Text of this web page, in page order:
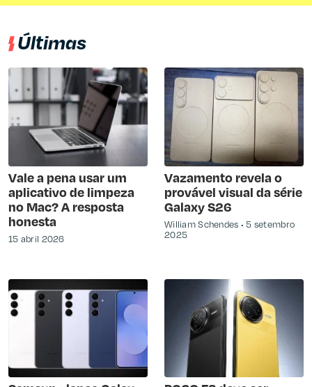
Últimas
Vale a pena usar um
aplicativo de limpeza
no Mac? A resposta
honesta
15 abril 2026
Vazamento revela o
provável visual da série
Galaxy S26
William Schendes
5 setembro
2025